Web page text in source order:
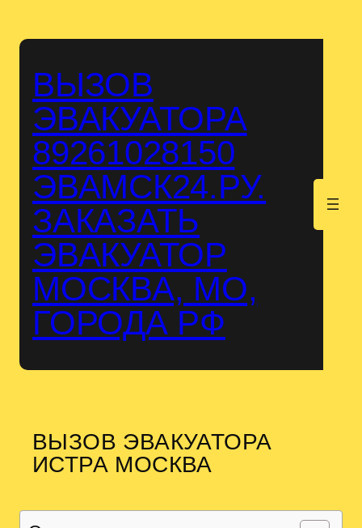
ВЫЗОВ
ЭВАКУАТОРА
89261028150
ЭВАМСК24.РУ.
ЗАКАЗАТЬ
ЭВАКУАТОР
МОСКВА, МО,
ГОРОДА РФ
ВЫЗОВ ЭВАКУАТОРА
ИСТРА МОСКВА